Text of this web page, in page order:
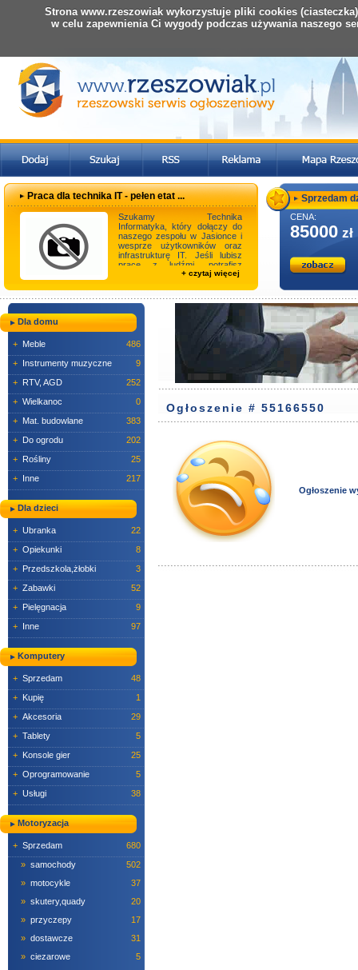
Praca dla technika IT - pełen etat ...
Szukamy Technika
Informatyka, który dołączy do
naszego zespołu w Jasionce i
wesprze użytkowników oraz
infrastrukturę IT. Jeśli lubisz
pracę z ludźmi, potrafisz
samodzielnie rozwiąz ...+ czytaj więcej
Sprzedam
CENA:
85000 zł
Dla domu
+ Meble
486
+ Instrumenty muzyczne
9
+ RTV, AGD
252
+ Wielkanoc
0
+ Mat. budowlane
383
+ Do ogrodu
202
+ Rośliny
25
+ Inne 217
Dla dzieci
+ Ubranka
22
+ Opiekunki
8
+ Przedszkola,żłobki
3
+ Zabawki
52
+ Pielęgnacja
9
+ Inne 97
Komputery
+ Sprzedam
48
+ Kupię
1
+ Akcesoria
29
+ Tablety
5
+ Konsole gier
25
+ Oprogramowanie
5
+ Usługi 38
Motoryzacja
+ Sprzedam
680
» samochody
502
» motocykle
37
» skutery,quady
20
» przyczepy
17
» dostawcze
31
» ciezarowe
5
Ogłoszenie # 55166550
Ogłoszenie
Strona www.rzeszowiak wykorzystuje pliki cookies
w celu zapewnienia Ci wygody podczas używania naszego